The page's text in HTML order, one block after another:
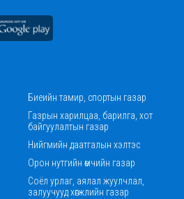
Биеийн тамир, спортын газар
Газрын харилцаа, барилга, хот
байгуулалтын газар
Нийгмийн даатгалын хэлтэс
Орон нутгийн өмчийн газар
Соёл урлаг, аялал жуулчлал,
залуучууд хөгжлийн газар